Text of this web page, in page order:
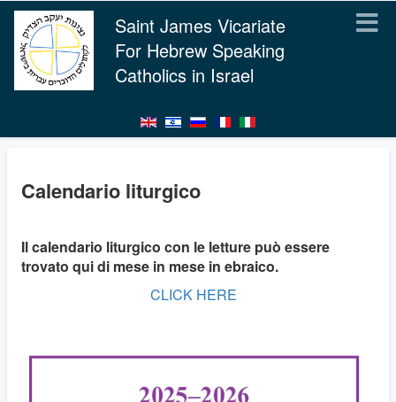
Saint James Vicariate
For Hebrew Speaking
Catholics in Israel
Calendario liturgico
Il calendario liturgico con le letture può essere
trovato qui di mese in mese in ebraico.
CLICK HERE